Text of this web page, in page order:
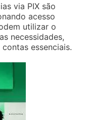
via PIX são
acesso
utilizar o
necessidades,
essenciais.